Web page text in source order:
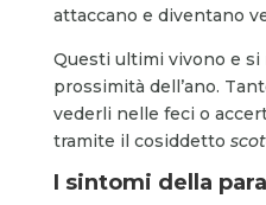
attaccano e diventano
Questi ultimi vivono e
prossimità dell’ano.
vederli nelle feci o
tramite il cosiddetto
I sintomi della